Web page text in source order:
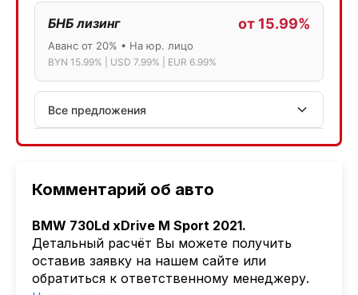
Комментарий об авто
BMW 730Ld xDrive M Sport 2021.
Детальный расчёт Вы можете получить
оставив заявку на нашем сайте или
обратиться к ответственному менеджеру.
БНБ лизинг от 15.99%
Аванс от 20% • На юр. лицо
BYN 15.99% | USD 7.99% | EUR 6.99%
Все предложения
АСБ лизинг
Лизинг: BYN 17% | USD 7.99% | EUR 6.99%
Также доступен кредит "Проще простого" 18.9%
Активлизиг